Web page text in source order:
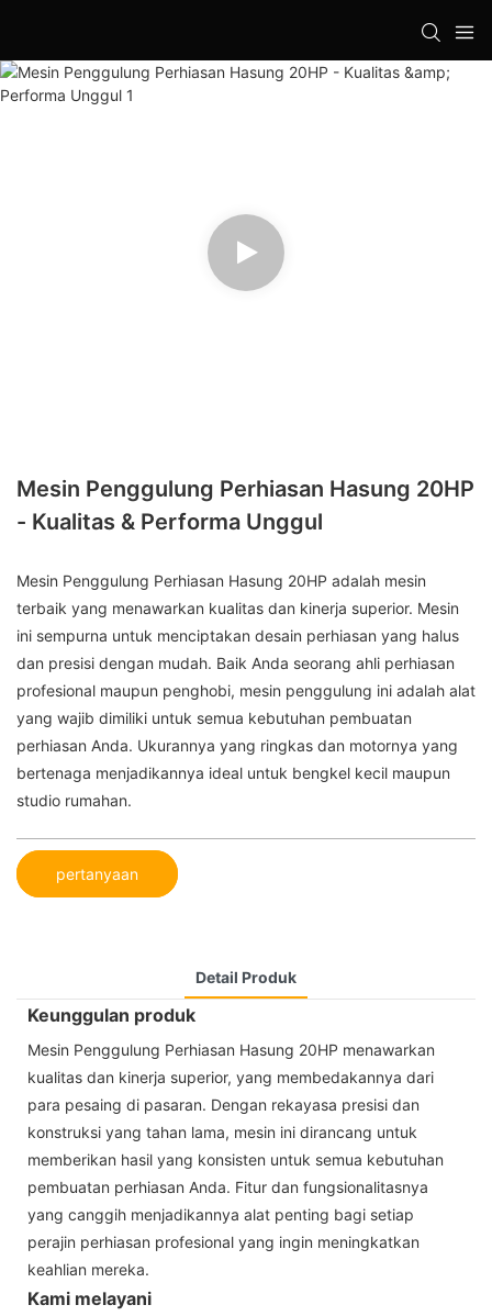
Mesin Penggulung Perhiasan Hasung 20HP
- Kualitas & Performa Unggul
Mesin Penggulung Perhiasan Hasung 20HP adalah mesin
terbaik yang menawarkan kualitas dan kinerja superior. Mesin
ini sempurna untuk menciptakan desain perhiasan yang halus
dan presisi dengan mudah. ​​Baik Anda seorang ahli perhiasan
profesional maupun penghobi, mesin penggulung ini adalah alat
yang wajib dimiliki untuk semua kebutuhan pembuatan
perhiasan Anda. Ukurannya yang ringkas dan motornya yang
bertenaga menjadikannya ideal untuk bengkel kecil maupun
studio rumahan.
pertanyaan
Detail Produk
Keunggulan produk
Mesin Penggulung Perhiasan Hasung 20HP menawarkan
kualitas dan kinerja superior, yang membedakannya dari
para pesaing di pasaran. Dengan rekayasa presisi dan
konstruksi yang tahan lama, mesin ini dirancang untuk
memberikan hasil yang konsisten untuk semua kebutuhan
pembuatan perhiasan Anda. Fitur dan fungsionalitasnya
yang canggih menjadikannya alat penting bagi setiap
perajin perhiasan profesional yang ingin meningkatkan
keahlian mereka.
Kami melayani